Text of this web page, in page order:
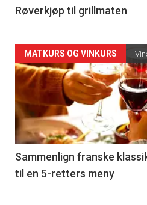
4
Røverkjøp til grillmaten
Forsiden
akkurat
nå
-
5
MATKURS OG VINKURS
Sammenlign franske
til en 5-retters meny